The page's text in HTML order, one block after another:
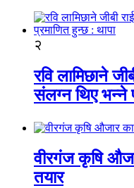
२
रवि लामिछाने
संलग्न थिए भन्ने
वीरगंज कृषि
तयार